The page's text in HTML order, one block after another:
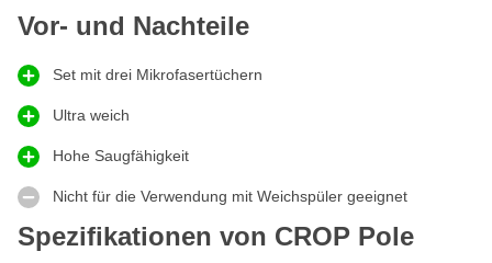
Autoliebhaber dank ihres Designs mit weichen Wildlederrändern,
ein Minimum reduziert. Wie eine Pole Position, in der Präzision,
Kontrolle und Perfektion zusammenkommen, helfen Ihnen diese
Mikrofasertücher, jedes Detail Ihres Autos mit äußerster Präzision
Glas, Spiegeln und Felgen.
Auto-Pflegetuch
Optimieren Sie Ihre Autopflege-Routine mit dem CROP Pole
Position Pack, bestehend aus drei Mikrofasertüchern in
Vor- und Nachteile
Set mit drei Mikrofasertüchern
Ultra weich
Hohe Saugfähigkeit
Nicht für die Verwendung mit Weichspüler geeignet
Spezifikationen von CROP Pole